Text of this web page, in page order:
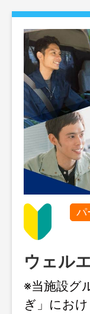
パ
ウェル
※当施設グ
ぎ」にお